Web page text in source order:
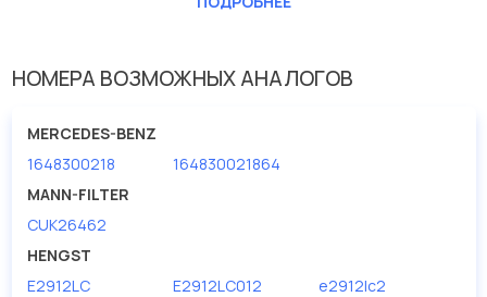
НОМЕРА ВОЗМОЖНЫХ АНАЛОГОВ
MERCEDES-BENZ
1648300218
164830021864
MANN-FILTER
CUK26462
HENGST
E2912LC
E2912LC012
e2912lc2